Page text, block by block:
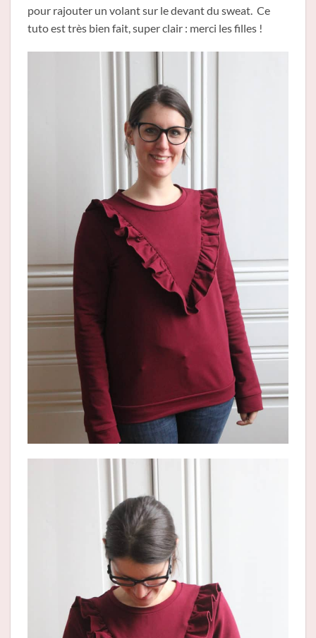
pour rajouter un volant sur le devant du sweat. Ce
tuto est très bien fait, super clair : merci les filles !